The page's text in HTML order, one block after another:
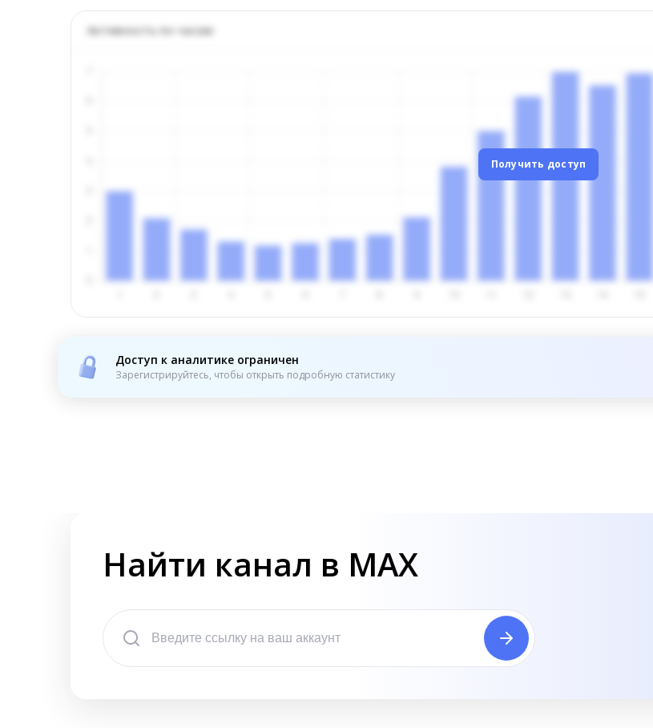
Активность по часам
Получить доступ
Доступ к аналитике ограничен
Зарегистрируйтесь, чтобы открыть подробную статистику
Найти канал в MAX